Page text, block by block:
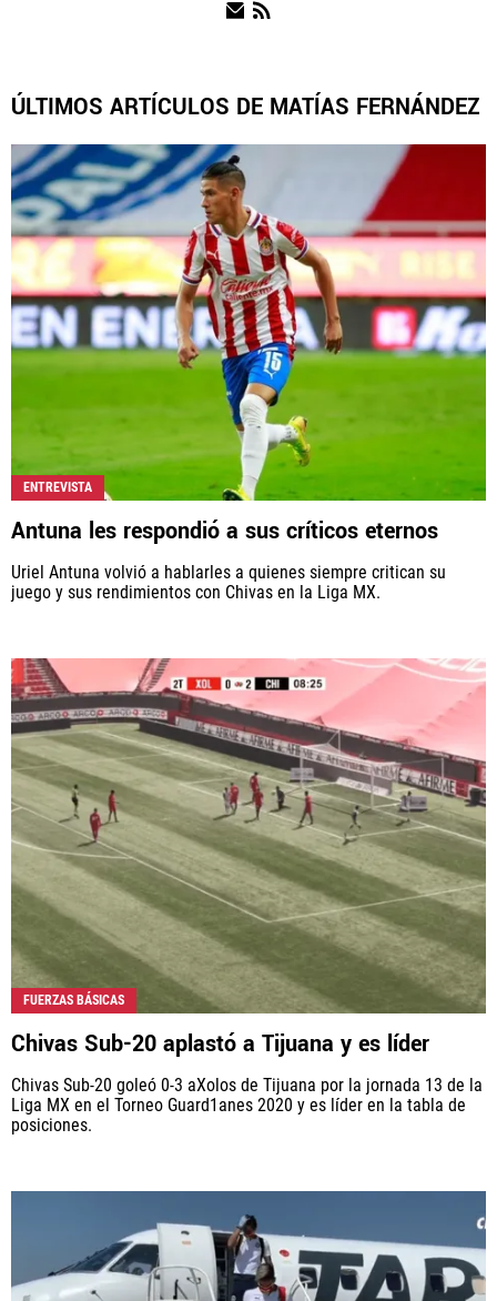
QUIENES SOMOS | STAFF | CONTACTO
ESCRIBE EN REBAÑO PASIÓN
Rebaño Pasión es una sección especial del portal
Bolavip.com con información destinada a los fans del Club
Chivas.
Esta sección no tiene relación alguna con el club. Para visitar
el sitio oficialhaz click aquí
Términos y Condiciones
Políticas de Privacidad
Política Editorial
Ad Choices
Rebaño Pasión, al igual que Futbol Sites, es una
compañía perteneciente a Better Collective. Todos
ÚLTIMOS ARTÍCULOS DE MATÍAS FERNÁNDEZ
ENTREVISTA
Antuna les respondió a sus críticos eternos
Uriel Antuna volvió a hablarles a quienes siempre critican su
juego y sus rendimientos con Chivas en la Liga MX.
FUERZAS BÁSICAS
Chivas Sub-20 aplastó a Tijuana y es líder
Chivas Sub-20 goleó 0-3 aXolos de Tijuana por la jornada 13 de la
Liga MX en el Torneo Guard1anes 2020 y es líder en la tabla de
posiciones.